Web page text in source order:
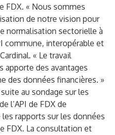
FDX. « Nous sommes
de notre vision pour
normalisation sectorielle à
commune, interopérable et
« Le travail
apporte des avantages
des données financières. »
suite au sondage sur les
l’API de FDX de
rapports sur les données
FDX. La consultation et